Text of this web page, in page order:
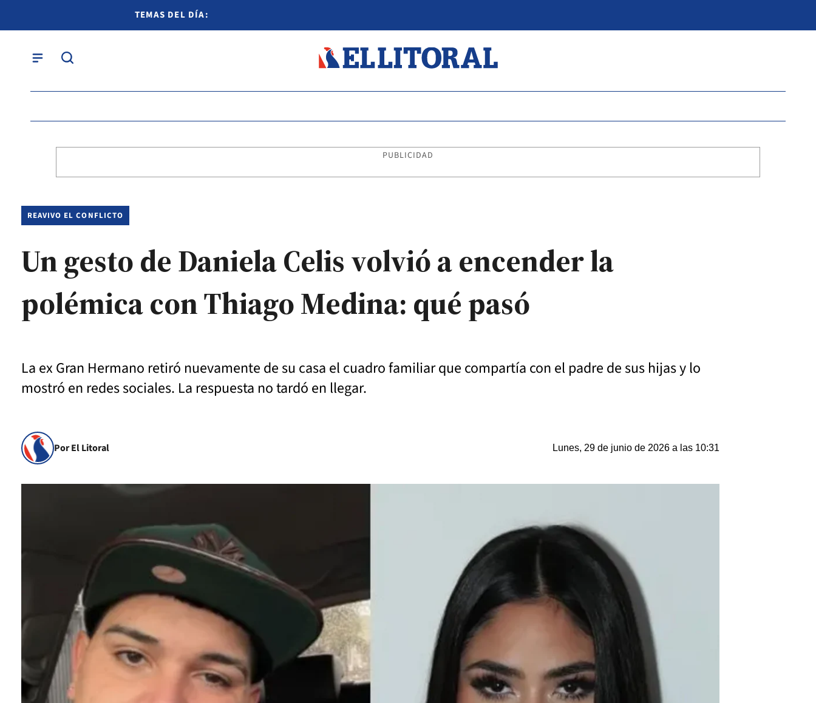
TEMAS DEL DÍA:
PUBLICIDAD
REAVIVO EL CONFLICTO
Un gesto de Daniela Celis volvió a encender la
polémica con Thiago Medina: qué pasó
La ex Gran Hermano retiró nuevamente de su casa el cuadro familiar que compartía con el padre de sus hijas y lo
mostró en redes sociales. La respuesta no tardó en llegar.
Por El Litoral Lunes, 29 de junio de 2026 a las 10:31